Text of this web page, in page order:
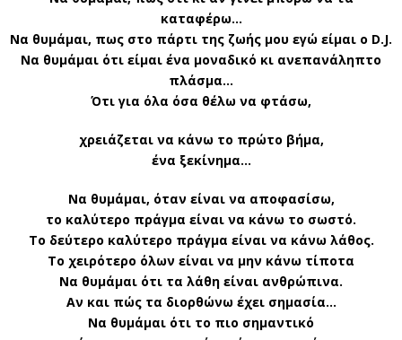
καταφέρω…
Να θυμάμαι, πως στο πάρτι της ζωής μου εγώ είμαι ο D.J.
Να θυμάμαι ότι είμαι ένα μοναδικό κι ανεπανάληπτο
πλάσμα…
Ότι για όλα όσα θέλω να φτάσω,
χρειάζεται να κάνω το πρώτο βήμα,
ένα ξεκίνημα…
Να θυμάμαι, όταν είναι να αποφασίσω,
το καλύτερο πράγμα είναι να κάνω το σωστό.
Το δεύτερο καλύτερο πράγμα είναι να κάνω λάθος.
Το χειρότερο όλων είναι να μην κάνω τίποτα
Να θυμάμαι ότι τα λάθη είναι ανθρώπινα.
Αν και πώς τα διορθώνω έχει σημασία…
Να θυμάμαι ότι το πιο σημαντικό